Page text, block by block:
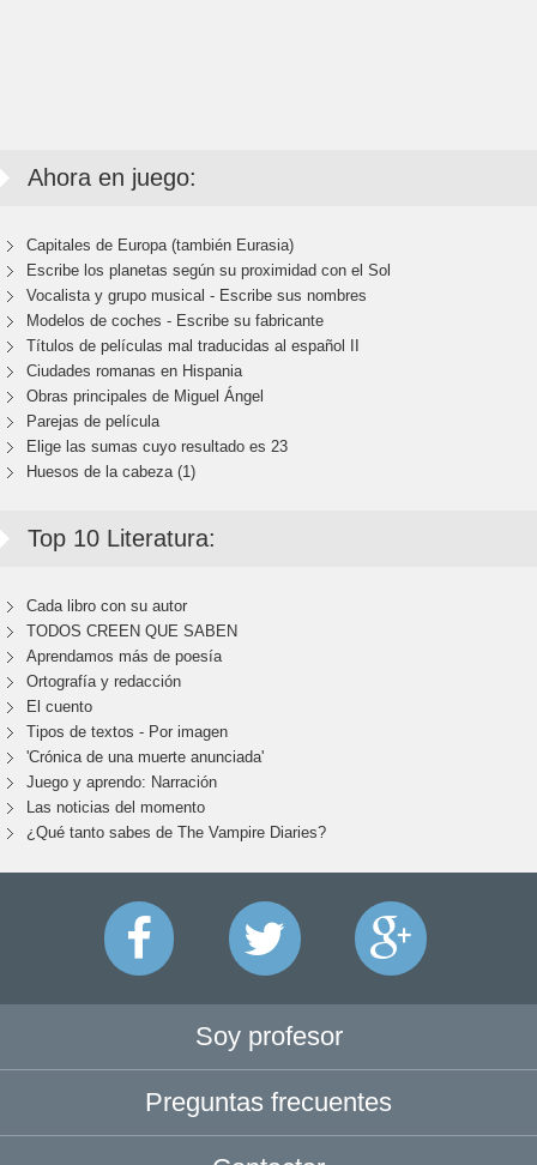
Ahora en juego:
Capitales de Europa (también Eurasia)
Escribe los planetas según su proximidad con el Sol
Vocalista y grupo musical - Escribe sus nombres
Modelos de coches - Escribe su fabricante
Títulos de películas mal traducidas al español II
Ciudades romanas en Hispania
Obras principales de Miguel Ángel
Parejas de película
Elige las sumas cuyo resultado es 23
Huesos de la cabeza (1)
Top 10 Literatura:
Cada libro con su autor
TODOS CREEN QUE SABEN
Aprendamos más de poesía
Ortografía y redacción
El cuento
Tipos de textos - Por imagen
'Crónica de una muerte anunciada'
Juego y aprendo: Narración
Las noticias del momento
¿Qué tanto sabes de The Vampire Diaries?
Soy profesor
Preguntas frecuentes